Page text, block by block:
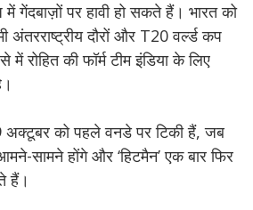
गेंदबाज़ों पर हावी हो सकते हैं। भारत को
अंतरराष्ट्रीय दौरों और T20 वर्ल्ड कप
में रोहित की फॉर्म टीम इंडिया के लिए
अक्टूबर को पहले वनडे पर टिकी हैं, जब
सामने होंगे और ‘हिटमैन’ एक बार फिर
हैं।